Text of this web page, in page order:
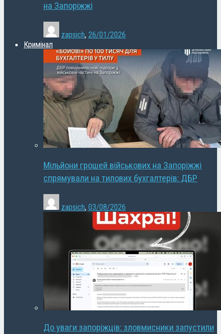
на Запоріжжі
zapsich, 26/01/2026
Кримінал
Мільйони грошей військових на Запоріжжі
спрямували на тилових бухгалтерів: ДБР
zapsich, 03/08/2026
До уваги запоріжців: зловмисники запустили